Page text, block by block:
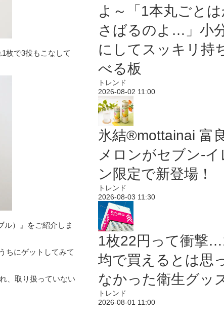
枚で3役もこなして
ル）』をご紹介しま
ちにゲットしてみて
、取り扱っていない
よ～「1本丸ごと
さばるのよ…」小
にしてスッキリ持
べる板
トレンド
2026-08-02 11:00
氷結®mottainai 富
メロンがセブン‐
ン限定で新登場！
トレンド
2026-08-03 11:30
1枚22円って衝撃
均で買えるとは思
なかった衛生グッ
トレンド
2026-08-01 11:00